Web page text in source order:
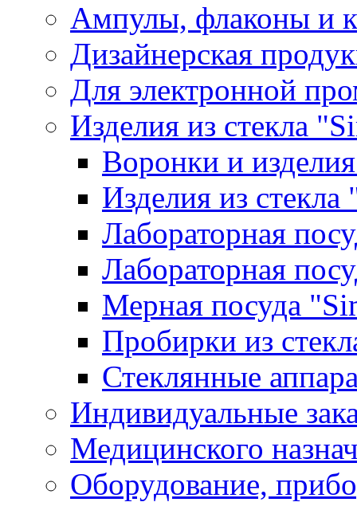
Ампулы, флаконы и
Дизайнерская
Для электронной
Изделия из стекла
Воронки и
Изделия из
Лабораторная
Лабораторная
Мерная посуда
Пробирки из
Стеклянные
Индивидуальные
Медицинского
Оборудование,